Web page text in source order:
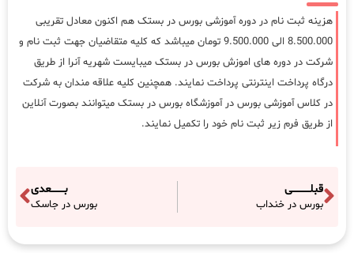
هزینه ثبت نام در دوره آموزشی بورس در بستک هم اکنون معادل تقریبی
8.500.000 الی 9.500.000 تومان میباشد که کلیه متقاضیان جهت ثبت نام و
شرکت در دوره های اموزش بورس در بستک میبایست شهریه آنرا از طریق
درگاه پرداخت اینترنتی پرداخت نمایند. همچنین کلیه علاقه مندان به شرکت
در کلاس آموزشی بورس در آموزشگاه بورس در بستک میتوانند بصورت آنلاین
از طریق فرم زیر ثبت نام خود را تکمیل نمایند.
قبلـــــــــــی
بورس در خنداب
بــــــــعدی
بورس در جاسک